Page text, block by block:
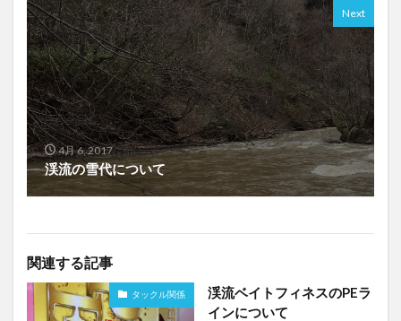
Next
4月 6, 2017
渓流の雪代について
関連する記事
タックル関係
渓流ベイトフィネスのPEラ
インについて